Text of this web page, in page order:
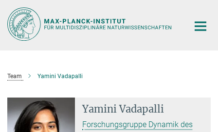
Hauptinhalt
Team Yamini Vadapalli
Yamini Vadapalli
Forschungsgruppe Dynamik des